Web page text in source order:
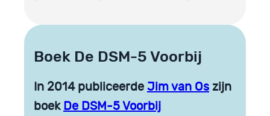
Boek De DSM-5 Voorbij
In 2014 publiceerde Jim van Os zijn
boek De DSM-5 Voorbij